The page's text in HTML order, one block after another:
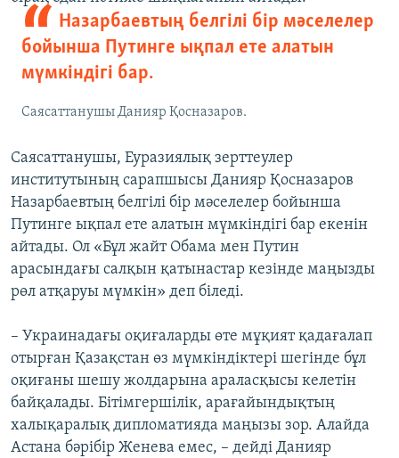
Назарбаевтың белгілі бір мәселелер
бойынша Путинге ықпал ете алатын
мүмкіндігі бар.
Саясаттанушы Данияр Қосназаров.
Саясаттанушы, Еуразиялық зерттеулер
институтының сарапшысы Данияр Қосназаров
Назарбаевтың белгілі бір мәселелер бойынша
Путинге ықпал ете алатын мүмкіндігі бар екенін
айтады. Ол «Бұл жайт Обама мен Путин
арасындағы салқын қатынастар кезінде маңызды
рөл атқаруы мүмкін» деп біледі.
– Украинадағы оқиғаларды өте мұқият қадағалап
отырған Қазақстан өз мүмкіндіктері шегінде бұл
оқиғаны шешу жолдарына араласқысы келетін
байқалады. Бітімгершілік, арағайындықтың
халықаралық дипломатияда маңызы зор. Алайда
Астана бәрібір Женева емес, – дейді Данияр